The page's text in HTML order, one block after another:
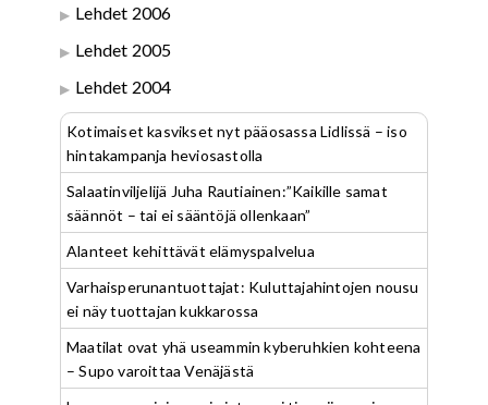
Lehdet 2006
Lehdet 2005
Lehdet 2004
Kotimaiset kasvikset nyt pääosassa Lidlissä – iso
hintakampanja heviosastolla
Salaatinviljelijä Juha Rautiainen:”Kaikille samat
säännöt – tai ei sääntöjä ollenkaan”
Alanteet kehittävät elämyspalvelua
Varhaisperunantuottajat: Kuluttajahintojen nousu
ei näy tuottajan kukkarossa
Maatilat ovat yhä useammin kyberuhkien kohteena
– Supo varoittaa Venäjästä